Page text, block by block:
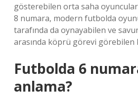
gösterebilen orta saha
8 numara, modern futbolda
tarafında da oynayabilen ve
arasında köprü görevi görebilen
Futbolda 6
anlama?